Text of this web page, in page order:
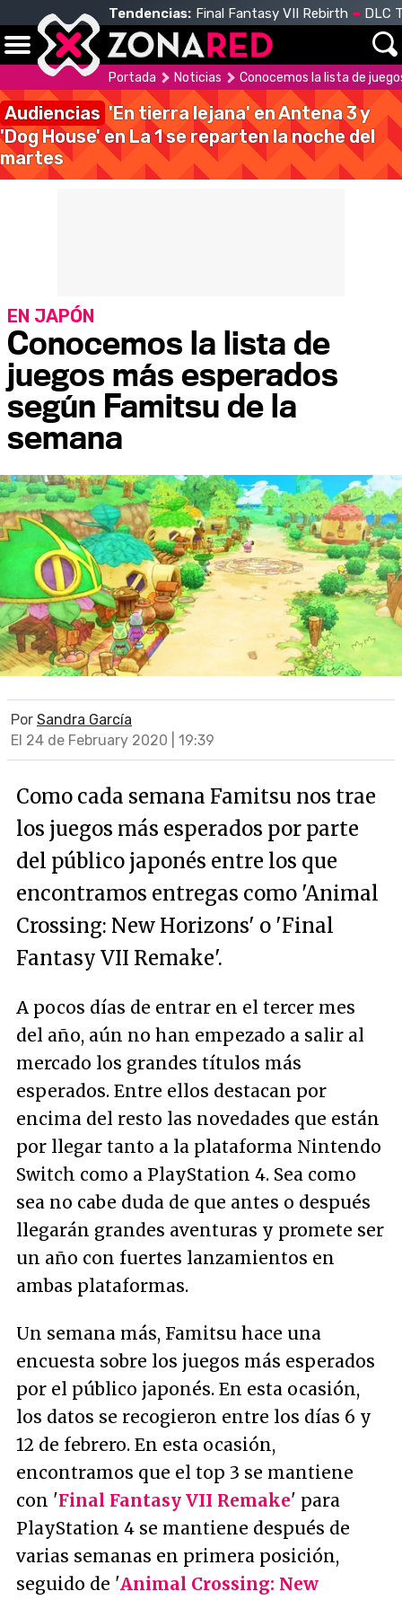
Tendencias: Final Fantasy VII Rebirth DLC
Portada Noticias Conocemos la lista de
Audiencias 'En tierra lejana' en Antena 3 y
'Dog House' en La 1 se reparten la noche del
martes
Conocemos la lista de
juegos más esperados
según Famitsu de la
semana
EN JAPÓN
Por Sandra García
El 24 de February 2020 | 19:39
Como cada semana Famitsu nos trae
los juegos más esperados por parte
del público japonés entre los que
encontramos entregas como 'Animal
Crossing: New Horizons' o 'Final
Fantasy VII Remake'.
A pocos días de entrar en el tercer mes
del año, aún no han empezado a salir al
mercado los grandes títulos más
esperados. Entre ellos destacan por
encima del resto las novedades que están
por llegar tanto a la plataforma Nintendo
Switch como a PlayStation 4. Sea como
sea no cabe duda de que antes o después
llegarán grandes aventuras y promete ser
un año con fuertes lanzamientos en
ambas plataformas.
Un semana más, Famitsu hace una
encuesta sobre los juegos más esperados
por el público japonés. En esta ocasión,
los datos se recogieron entre los días 6 y
12 de febrero. En esta ocasión,
encontramos que el top 3 se mantiene
con 'Final Fantasy VII Remake' para
PlayStation 4 se mantiene después de
varias semanas en primera posición,
seguido de 'Animal Crossing: New